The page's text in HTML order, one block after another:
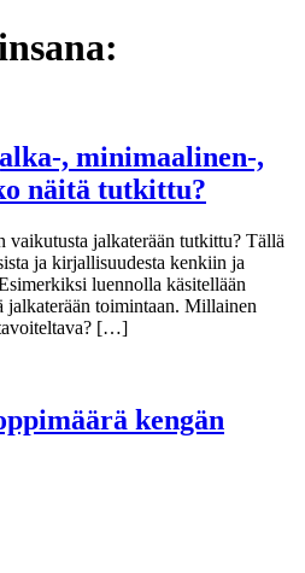
, minimaalinen-,
näitä tutkittu?
jalkaterään tutkittu? Tällä
ja kirjallisuudesta kenkiin ja
luennolla käsitellään
jalkaterään toimintaan. Millainen
[…]
kengän